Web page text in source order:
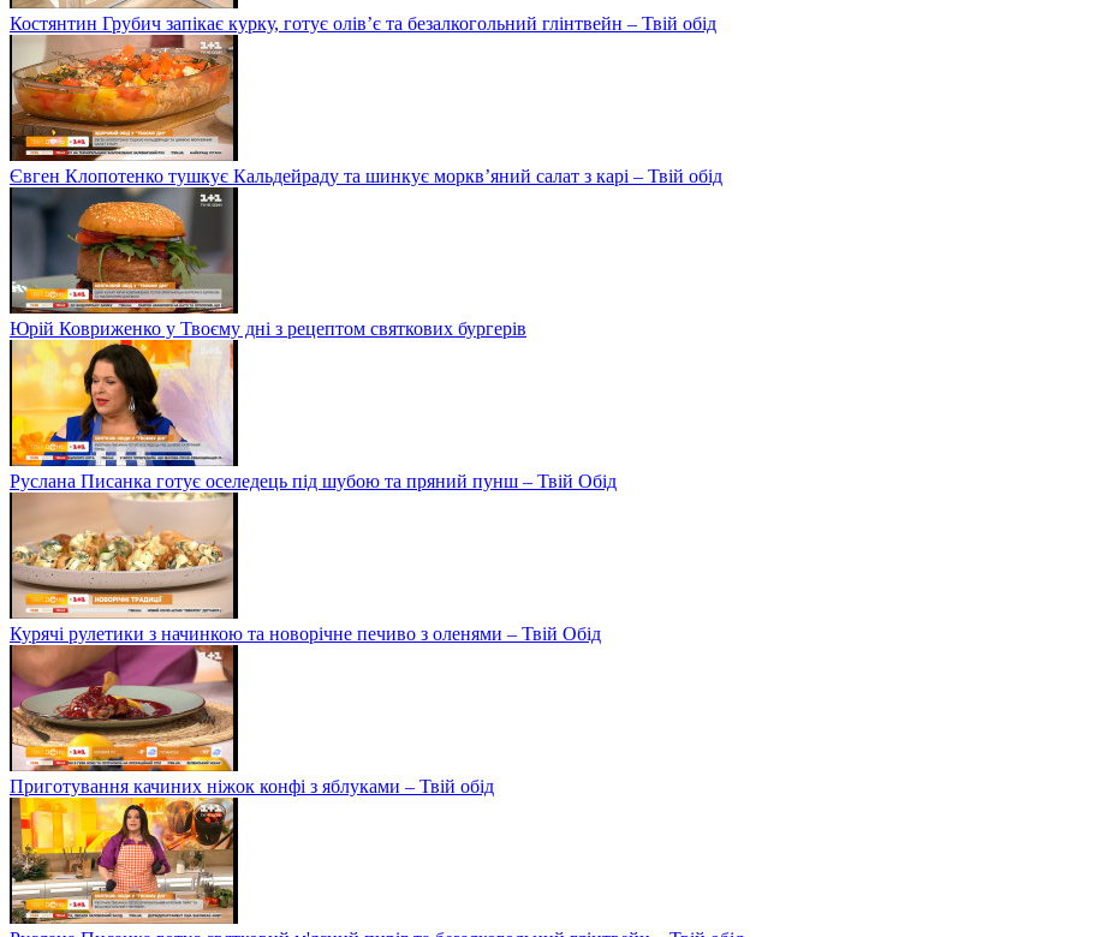
Костянтин Грубич запікає курку, готує олів’є та безалкогольний глінтвейн – Твій обід
Євген Клопотенко тушкує Кальдейраду та шинкує моркв’яний салат з карі – Твій обід
Юрій Ковриженко у Твоєму дні з рецептом святкових бургерів
Руслана Писанка готує оселедець під шубою та пряний пунш – Твій Обід
Курячі рулетики з начинкою та новорічне печиво з оленями – Твій Обід
Приготування качиних ніжок конфі з яблуками – Твій обід